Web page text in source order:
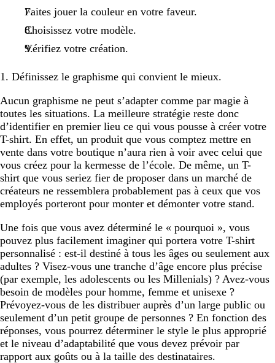
Faites jouer la couleur en votre faveur.
Choisissez votre modèle.
Vérifiez votre création.
1. Définissez le graphisme qui convient le mieux.
Aucun graphisme ne peut s’adapter comme par magie à
toutes les situations. La meilleure stratégie reste donc
d’identifier en premier lieu ce qui vous pousse à créer votre
T-shirt. En effet, un produit que vous comptez mettre en
vente dans votre boutique n’aura rien à voir avec celui que
vous créez pour la kermesse de l’école. De même, un T-
shirt que vous seriez fier de proposer dans un marché de
créateurs ne ressemblera probablement pas à ceux que vos
employés porteront pour monter et démonter votre stand.
Une fois que vous avez déterminé le « pourquoi », vous
pouvez plus facilement imaginer qui portera votre T-shirt
personnalisé : est-il destiné à tous les âges ou seulement aux
adultes ? Visez-vous une tranche d’âge encore plus précise
(par exemple, les adolescents ou les Millenials) ? Avez-vous
besoin de modèles pour homme, femme et unisexe ?
Prévoyez-vous de les distribuer auprès d’un large public ou
seulement d’un petit groupe de personnes ? En fonction des
réponses, vous pourrez déterminer le style le plus approprié
et le niveau d’adaptabilité que vous devez prévoir par
rapport aux goûts ou à la taille des destinataires.